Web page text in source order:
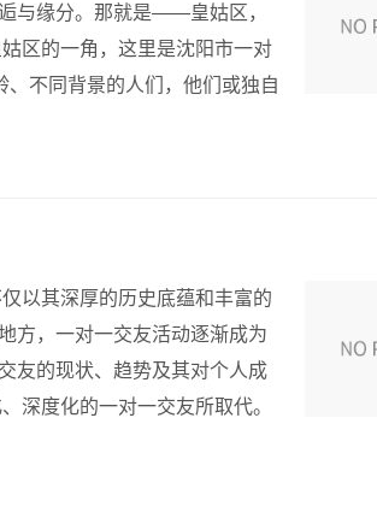
与缘分。那就是——皇姑区，
区的一角，这里是沈阳市一对
、不同背景的人们，他们或独自
以其深厚的历史底蕴和丰富的
方，一对一交友活动逐渐成为
友的现状、趋势及其对个人成
深度化的一对一交友所取代。